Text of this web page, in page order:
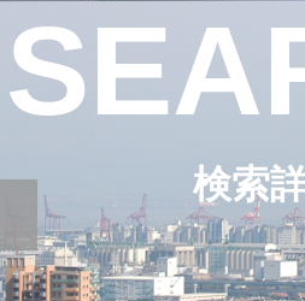
検索